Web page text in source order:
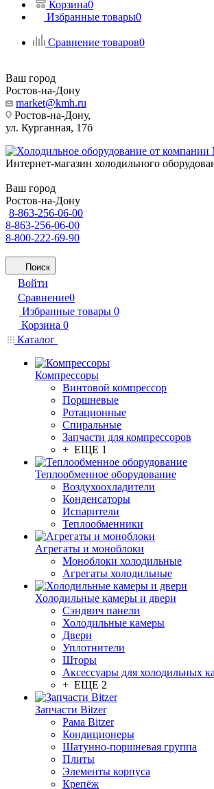
Корзина0
Избранные товары0
Сравнение товаров0
Ваш город
Ростов-на-Дону
market@kmh.ru
Ростов-на-Дону,
ул. Курганная, 17б
Интернет-магазин холодильного
Ваш город
Ростов-на-Дону
8-863-256-06-00
8-863-256-06-00
8-800-222-69-90
Поиск
Войти
Сравнение0
Избранные товары 0
Корзина 0
Каталог
Компрессоры
Винтовой компрессор
Поршневые
Ротационные
Спиральные
Запчасти для компрессоров
+ ЕЩЕ 1
Теплообменное оборудование
Воздухоохладители
Конденсаторы
Испарители
Теплообменники
Агрегаты и моноблоки
Моноблоки холодильные
Агрегаты холодильные
Холодильные камеры и двери
Сэндвич панели
Холодильные камеры
Двери
Уплотнители
Шторы
Аксессуары для холодильных
+ ЕЩЕ 2
Запчасти Bitzer
Рама Bitzer
Кондиционеры
Шатунно-поршневая группа
Плиты
Элементы корпуса
Крепёж